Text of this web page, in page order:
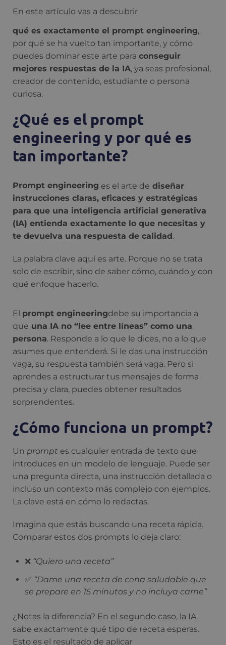
En este artículo vas a descubrir
qué es exactamente el prompt engineering,
por qué se ha vuelto tan importante, y cómo
puedes dominar este arte para conseguir
mejores respuestas de la IA, ya seas profesional,
creador de contenido, estudiante o persona
curiosa.
¿Qué es el prompt
engineering y por qué es
tan importante?
Prompt engineering es el arte de diseñar
instrucciones claras, eficaces y estratégicas
para que una inteligencia artificial generativa
(IA) entienda exactamente lo que necesitas y
te devuelva una respuesta de calidad .
La palabra clave aquí es arte. Porque no se trata
solo de escribir, sino de saber cómo, cuándo y con
qué enfoque hacerlo.
El prompt engineeringdebe su importancia a
que una IA no “lee entre líneas” como una
persona. Responde a lo que le dices, no a lo que
asumes que entenderá. Si le das una instrucción
vaga, su respuesta también será vaga. Pero si
aprendes a estructurar tus mensajes de forma
precisa y clara, puedes obtener resultados
sorprendentes.
¿Cómo funciona un prompt?
Un prompt es cualquier entrada de texto que
introduces en un modelo de lenguaje. Puede ser
una pregunta directa, una instrucción detallada o
incluso un contexto más complejo con ejemplos.
La clave está en cómo lo redactas.
Imagina que estás buscando una receta rápida.
Comparar estos dos prompts lo deja claro:
❌ “Quiero una receta”
✅ “Dame una receta de cena saludable que
se prepare en 15 minutos y no incluya carne”
¿Notas la diferencia? En el segundo caso, la IA
sabe exactamente qué tipo de receta esperas.
Esto es el resultado de aplicar